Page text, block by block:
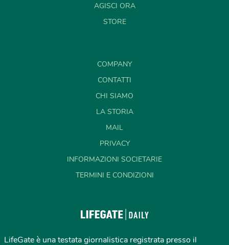
AGISCI ORA
STORE
COMPANY
CONTATTI
CHI SIAMO
LA STORIA
MAIL
PRIVACY
INFORMAZIONI SOCIETARIE
TERMINI E CONDIZIONI
LifeGate è una testata giornalistica registrata presso il